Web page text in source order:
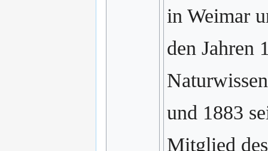
in Weimar
den Jahren
und 1883
Mitglied